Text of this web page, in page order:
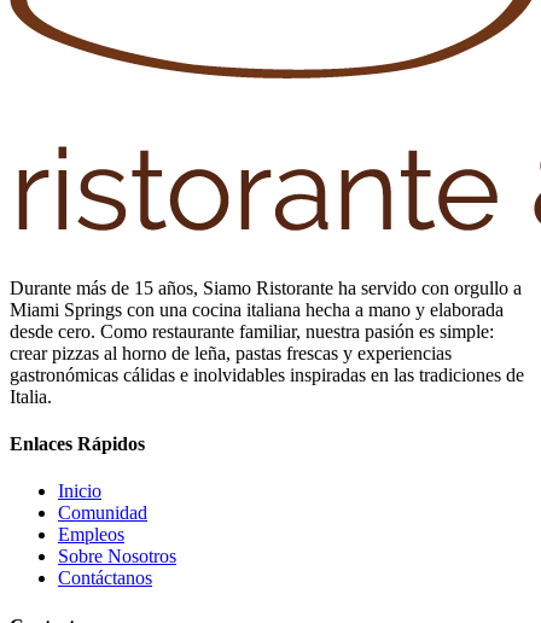
Durante más de 15 años, Siamo Ristorante ha servido con orgullo a
Miami Springs con una cocina italiana hecha a mano y elaborada
desde cero. Como restaurante familiar, nuestra pasión es simple:
crear pizzas al horno de leña, pastas frescas y experiencias
gastronómicas cálidas e inolvidables inspiradas en las tradiciones de
Italia.
Enlaces Rápidos
Inicio
Comunidad
Empleos
Sobre Nosotros
Contáctanos